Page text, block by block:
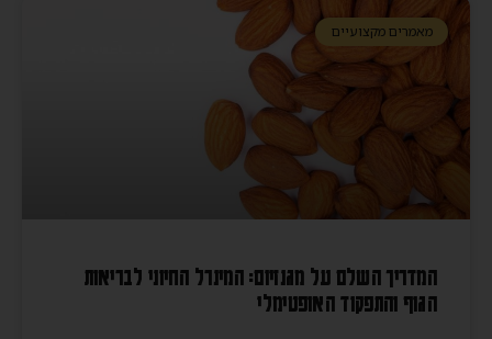
מאמרים מקצועיים
המדריך השלם על מגנזיום: המינרל החיוני לבריאות
הגוף והתפקוד האופטימלי